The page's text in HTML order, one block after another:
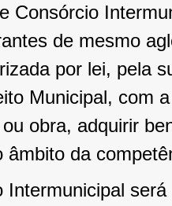
Consórcio
de mesmo
por lei, pela
Municipal, com
obra, adquirir
âmbito da
Intermunicipal